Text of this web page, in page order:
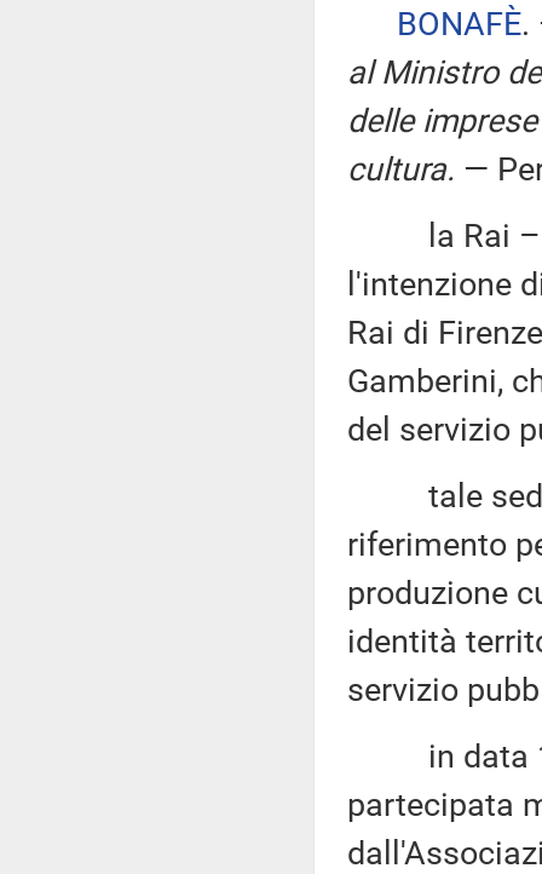
BONAFÈ
al Ministro
delle
cultura. —
la Rai –
l'intenzione
Rai di
Gamberini,
del servizio
tale sede
riferimento
produzione
identità
servizio
in data 19
partecipata